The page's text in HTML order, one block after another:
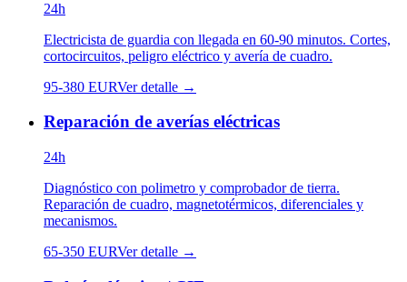
24h
Electricista de guardia con llegada en 60-90 minutos. Cortes,
cortocircuitos, peligro eléctrico y avería de cuadro.
95-380 EURVer detalle →
Reparación de averías eléctricas
24h
Diagnóstico con polimetro y comprobador de tierra.
Reparación de cuadro, magnetotérmicos, diferenciales y
mecanismos.
65-350 EURVer detalle →